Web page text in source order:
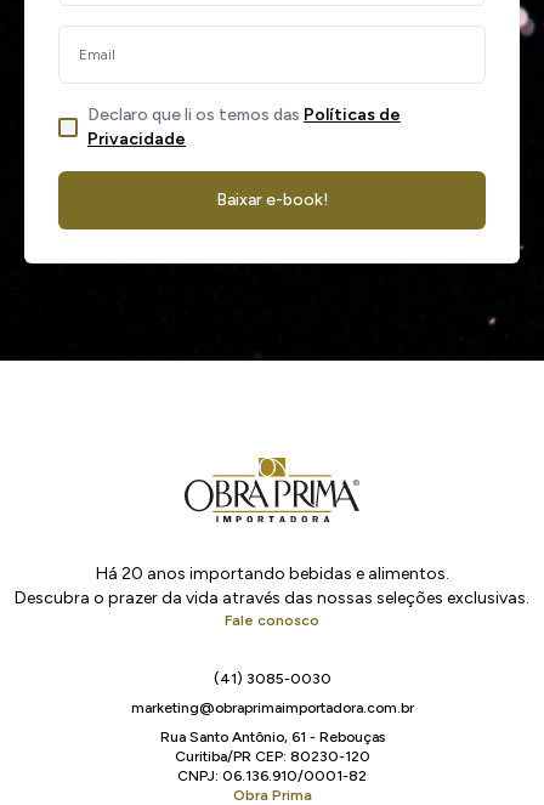
Declaro que li os temos das Políticas de
Privacidade
Baixar e-book!
Há 20 anos importando bebidas e alimentos.
Descubra o prazer da vida através das nossas seleções exclusivas.
Fale conosco
(41) 3085-0030
marketing@obraprimaimportadora.com.br
Rua Santo Antônio, 61 - Rebouças
Curitiba/PR CEP: 80230-120
CNPJ: 06.136.910/0001-82
Obra Prima